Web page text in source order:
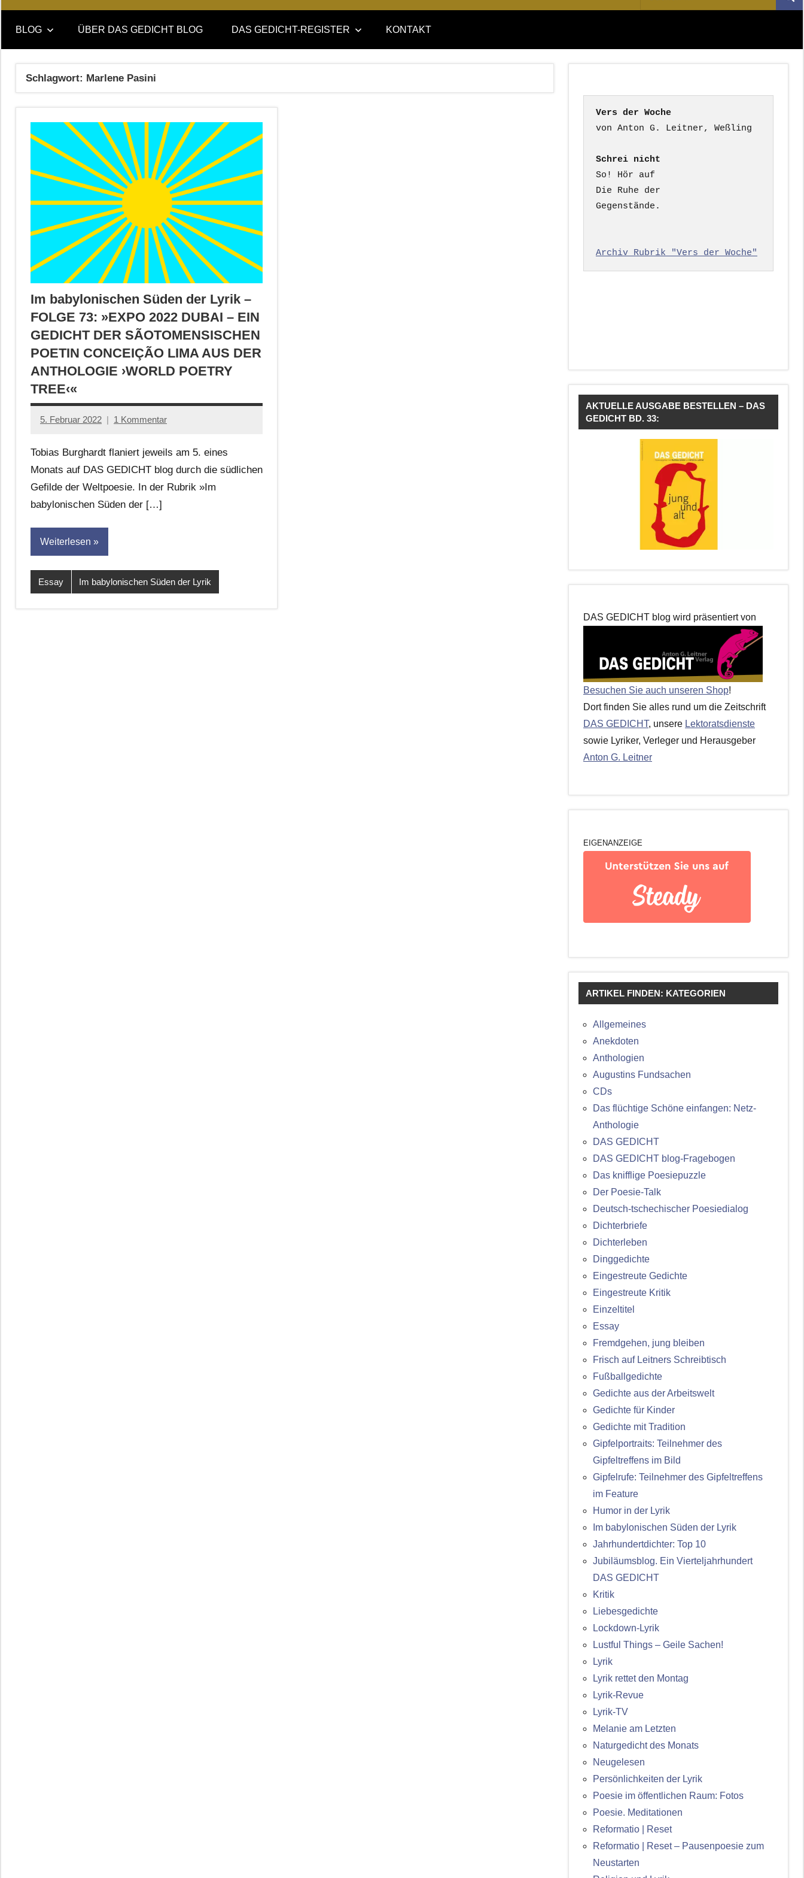
DAS
GEDICHT
blog
DAS
GEDICHT.
Zeitschrift
nach:
BLOG ÜBER DAS GEDICHT BLOG DAS GEDICHT-REGISTER KONTAKT
Schlagwort: Marlene Pasini
Im babylonischen Süden der Lyrik –
FOLGE 73: »EXPO 2022 DUBAI – EIN
GEDICHT DER SÃOTOMENSISCHEN
POETIN CONCEIÇÃO LIMA AUS DER
ANTHOLOGIE ›WORLD POETRY
TREE‹«
5. Februar 2022
Anton
Leitner
1 Kommentar
Tobias Burghardt flaniert jeweils am 5. eines
Monats auf DAS GEDICHT blog durch die südlichen
Gefilde der Weltpoesie. In der Rubrik »Im
babylonischen Süden der […]
Weiterlesen
Essay Im babylonischen Süden der Lyrik
Vers der Woche
Schrei nicht
So! Hör auf
Die Ruhe der
Gegenstände.
Archiv Rubrik "Vers der Woche"
AKTUELLE AUSGABE BESTELLEN – DAS
GEDICHT BD. 33:
DAS GEDICHT blog wird präsentiert von
Besuchen Sie auch unseren Shop!
Dort finden Sie alles rund um die Zeitschrift
DAS GEDICHT, unsere Lektoratsdienste
sowie Lyriker, Verleger und Herausgeber
Anton G. Leitner
EIGENANZEIGE
ARTIKEL FINDEN: KATEGORIEN
Allgemeines
Anekdoten
Anthologien
Augustins Fundsachen
CDs
Das flüchtige Schöne einfangen: Netz-
Anthologie
DAS GEDICHT
DAS GEDICHT blog-Fragebogen
Das knifflige Poesiepuzzle
Der Poesie-Talk
Deutsch-tschechischer Poesiedialog
Dichterbriefe
Dichterleben
Dinggedichte
Eingestreute Gedichte
Eingestreute Kritik
Einzeltitel
Essay
Fremdgehen, jung bleiben
Frisch auf Leitners Schreibtisch
Fußballgedichte
Gedichte aus der Arbeitswelt
Gedichte für Kinder
Gedichte mit Tradition
Gipfelportraits: Teilnehmer des
Gipfeltreffens im Bild
Gipfelrufe: Teilnehmer des Gipfeltreffens
im Feature
Humor in der Lyrik
Im babylonischen Süden der Lyrik
Jahrhundertdichter: Top 10
Jubiläumsblog. Ein Vierteljahrhundert
DAS GEDICHT
Kritik
Liebesgedichte
Lockdown-Lyrik
Lustful Things – Geile Sachen!
Lyrik
Lyrik rettet den Montag
Lyrik-Revue
Lyrik-TV
Melanie am Letzten
Naturgedicht des Monats
Neugelesen
Persönlichkeiten der Lyrik
Poesie im öffentlichen Raum: Fotos
Poesie. Meditationen
Reformatio | Reset
Reformatio | Reset – Pausenpoesie zum
Neustarten